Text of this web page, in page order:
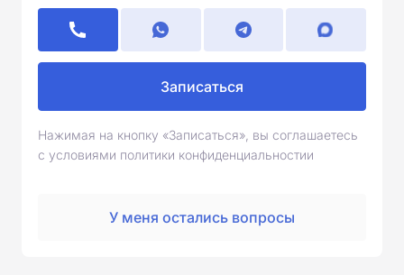
Записаться
Нажимая на кнопку «Записаться», вы соглашаетесь
с условиями политики конфиденциальностии
У меня остались вопросы